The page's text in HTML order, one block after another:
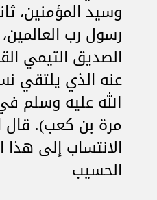
وسيد المؤمنين،
رسول رب
الصديق التيمي
عنه الذي يلتقي
الله عليه وسلم
مرة بن كعب). قال
الانتساب إلى هذا
الحسيب